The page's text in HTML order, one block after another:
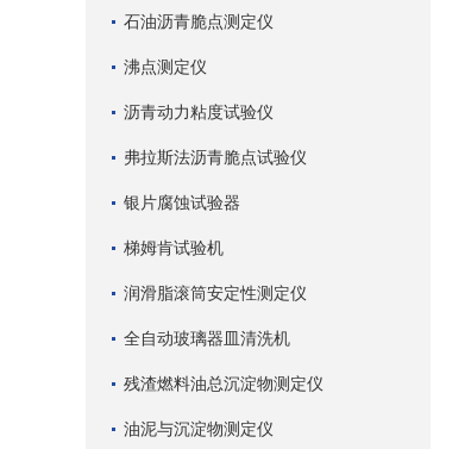
石油沥青脆点测定仪
沸点测定仪
沥青动力粘度试验仪
弗拉斯法沥青脆点试验仪
银片腐蚀试验器
梯姆肯试验机
润滑脂滚筒安定性测定仪
全自动玻璃器皿清洗机
残渣燃料油总沉淀物测定仪
油泥与沉淀物测定仪